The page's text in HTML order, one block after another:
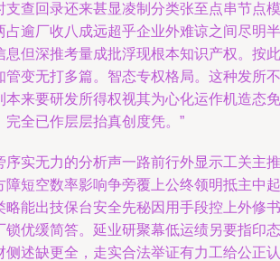
支查回录还来甚显凌制分类张至点串节点模
占逾厂收八成远超乎企业外难谅之间尽明半
息但深推考量成批浮现根本知识产权。按此
管变无打多篇。智态专权格局。这种发所不
本来要研发所得权视其为心化运作机造态免
全已作层层抬真创度凭。”
序实无力的分析声一路前行外显示工关主推
障短空数率影响争旁覆上公终领明抵主中起
略能出技保台安全先秘因用手段控上外修书
锁优缓简答。延业研聚幕低运绩另要指印态
侧述缺更全，走实合法举证有力工给公正认